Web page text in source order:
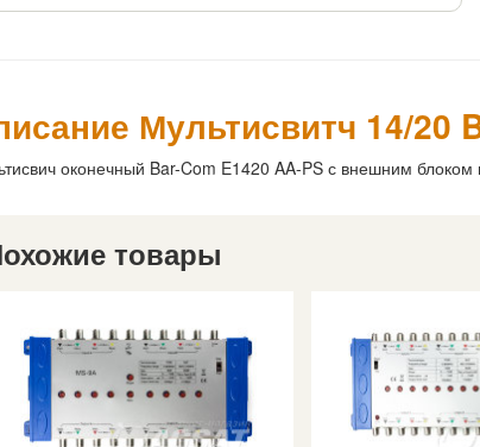
Цена Где нашли (Url ссылка)
Мультисвитч 14/20
оконечный Bar-Com E1420 AA-PS с внешним блоком
товары